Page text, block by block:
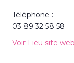
Téléphone :
03 89 32 58 58
Voir Lieu site web